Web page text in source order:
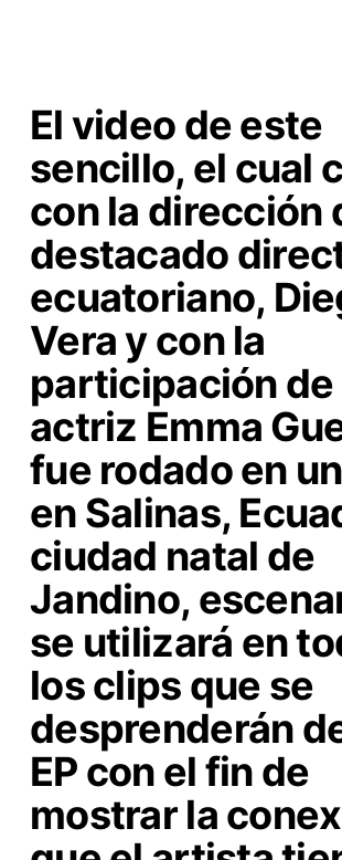
El video de este
sencillo, el cual
con la dirección
destacado
ecuatoriano,
Vera y con la
participación de
actriz Emma
fue rodado en
en Salinas,
ciudad natal de
Jandino,
se utilizará en
los clips que se
desprenderán
EP con el fin de
mostrar la